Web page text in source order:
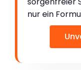
nur ein